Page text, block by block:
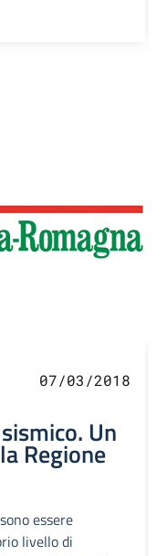
07/03/2018
Un
Regione
essere
livello di